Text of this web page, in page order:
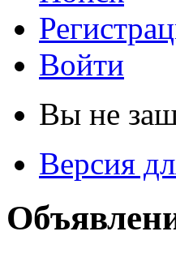
Войти
Вы не
Версия